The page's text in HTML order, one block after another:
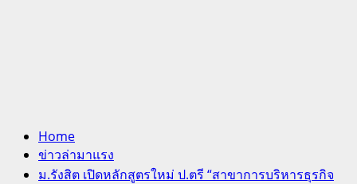
Home
ข่าวล่ามาแรง
ม.รังสิต เปิดหลักสูตรใหม่ ป.ตรี “สาขาการบริหารธุรกิจ